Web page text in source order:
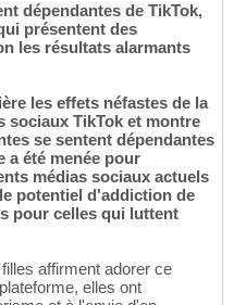
dépendantes de TikTok,
présentent des
les résultats alarmants
les effets néfastes de la
sociaux TikTok et montre
se sentent dépendantes
a été menée pour
médias sociaux actuels
potentiel d'addiction de
pour celles qui luttent
affirment adorer ce
elles ont